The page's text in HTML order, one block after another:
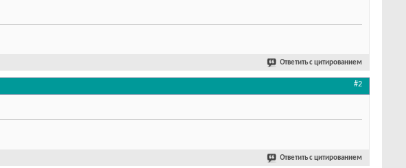
Ответить с цитированием
#2
Ответить с цитированием